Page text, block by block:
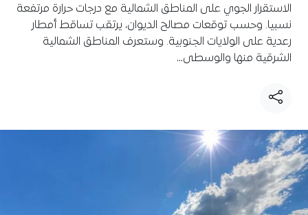
الاستقرار الجوي على المناطق الشمالية مع درجات حرارة مرتفعة
نسبيا. وحسب توقعات مصالح الديوان، يرتقب تساقط أمطار
رعدية على الولايات الجنوبية. وستعرف المناطق الشمالية
الشرقية منها والوسطى…